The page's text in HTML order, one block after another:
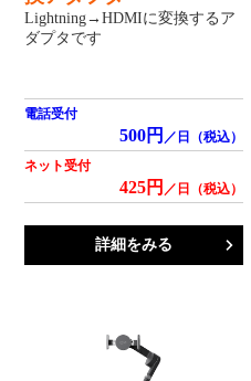
Lightning→HDMIに変換するア
ダプタです
電話受付
500円 ／日（税込）
ネット受付
425円 ／日（税込）
詳細をみる